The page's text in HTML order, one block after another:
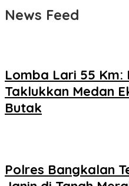
News Feed
Lomba Lari 55 Km:
Taklukkan Medan
Butak
Polres Bangkalan